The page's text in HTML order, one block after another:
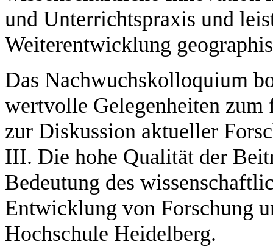
und Unterrichtspraxis und
Weiterentwicklung
Das Nachwuchskolloquium
wertvolle Gelegenheiten zum
zur Diskussion aktueller
III. Die hohe Qualität der
Bedeutung des
Entwicklung von Forschung
Hochschule Heidelberg.